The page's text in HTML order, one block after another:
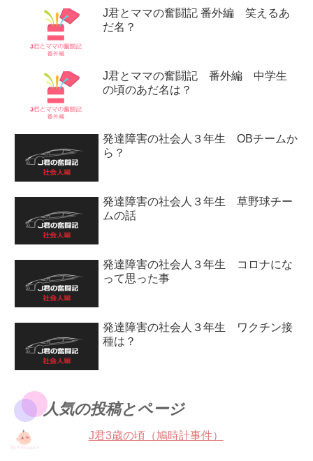
J君とママの奮闘記 番外編 笑えるあ
だ名？
J君とママの奮闘記 番外編 中学生
の頃のあだ名は？
発達障害の社会人３年生 OBチームか
ら？
発達障害の社会人３年生 草野球チー
ムの話
発達障害の社会人３年生 コロナにな
って思った事
発達障害の社会人３年生 ワクチン接
種は？
人気の投稿とページ
J君3歳の頃（鳩時計事件）